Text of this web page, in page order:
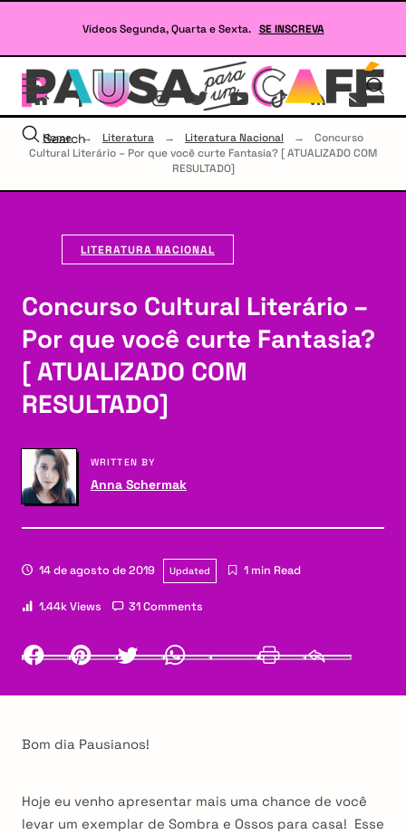
Vídeos Segunda, Quarta e Sexta. SE INSCREVA
Seu
Search
Home → Literatura → Literatura Nacional →
Concurso
Cultural Literário – Por que você curte Fantasia? [ ATUALIZADO COM
RESULTADO]
LITERATURA NACIONAL
Concurso Cultural Literário –
Por que você curte Fantasia?
[ ATUALIZADO COM
RESULTADO]
WRITTEN BY
Anna Schermak
14 de agosto de 2019 Updated 1 min Read
1.44k Views 31 Comments
Facebook PinterestTwitter
Bom dia Pausianos!
Hoje eu venho apresentar mais uma chance de você
levar um exemplar de Sombra e Ossos para casa! Esse